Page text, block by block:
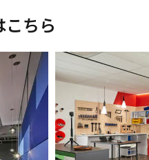
ちら